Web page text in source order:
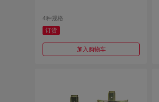
4种规格
订货
加入购物车